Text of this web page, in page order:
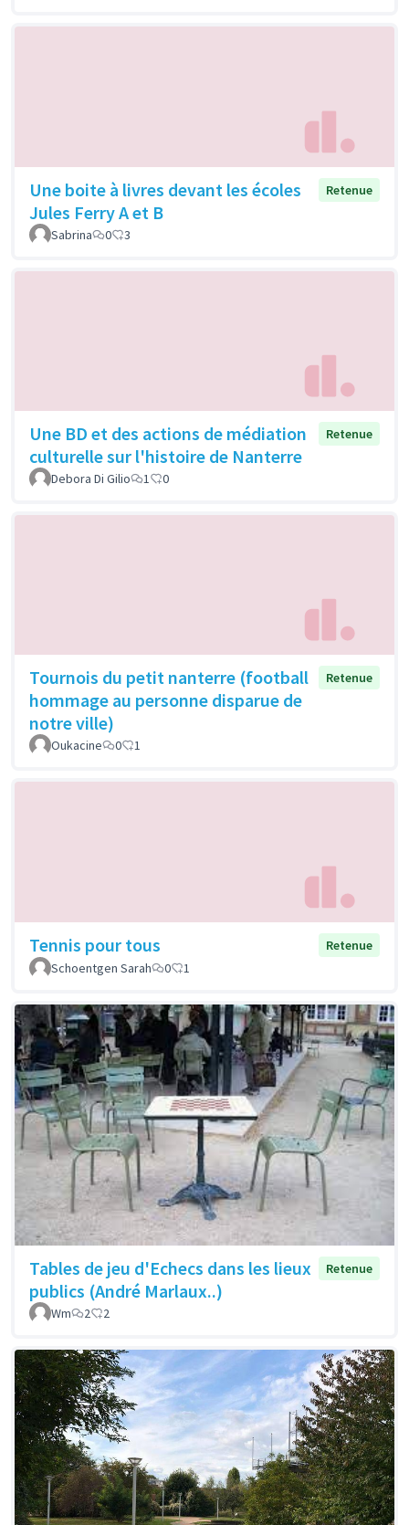
Une boite à livres devant les écoles
Jules Ferry A et B
Retenue
Sabrina 0 3
Une BD et des actions de médiation
culturelle sur l'histoire de Nanterre
Retenue
Debora Di Gilio 1 0
Tournois du petit nanterre (football
hommage au personne disparue de
notre ville)
Retenue
Oukacine 0 1
Tennis pour tous
Retenue
Schoentgen Sarah
0 1
Tables de jeu d'Echecs dans les lieux
publics (André Marlaux..)
Retenue
Wm 2 2